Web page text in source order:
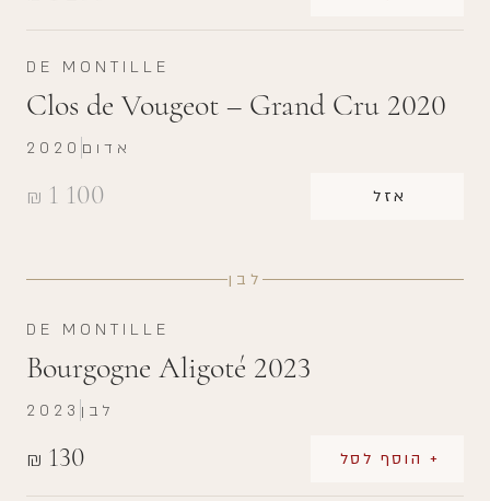
DE MONTILLE
Clos de Vougeot – Grand Cru 2020
₪ 1 100 אזל
2020 אדום
לבן
DE MONTILLE
Bourgogne Aligoté 2023
₪ 130 + הוסף לסל
2023 לבן